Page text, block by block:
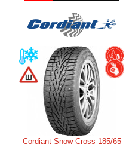
Cordiant Snow Cross 185/65